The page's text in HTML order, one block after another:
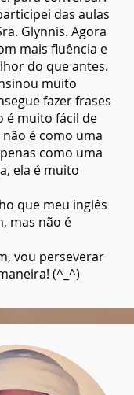
das aulas
Glynnis. Agora
mais fluência e
do que antes.
muito
fazer frases
é muito fácil de
é como uma
como uma
ela é muito
que meu inglês
mas não é
vou perseverar
(^_^)